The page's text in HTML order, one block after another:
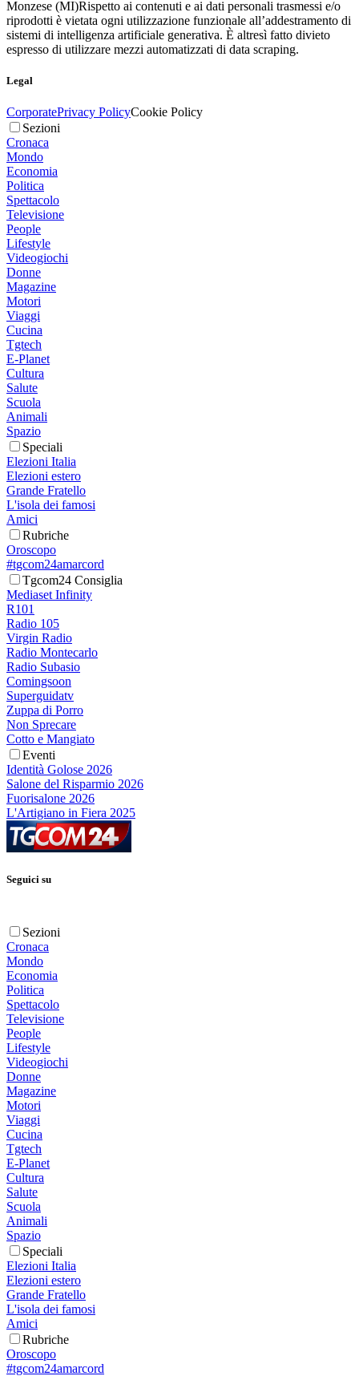
Monzese (MI)Rispetto ai contenuti e ai dati personali trasmessi e/o
riprodotti è vietata ogni utilizzazione funzionale all’addestramento di
sistemi di intelligenza artificiale generativa. È altresì fatto divieto
espresso di utilizzare mezzi automatizzati di data scraping.
Legal
CorporatePrivacy PolicyCookie Policy
Sezioni
Cronaca
Mondo
Economia
Politica
Spettacolo
Televisione
People
Lifestyle
Videogiochi
Donne
Magazine
Motori
Viaggi
Cucina
Tgtech
E-Planet
Cultura
Salute
Scuola
Animali
Spazio
Speciali
Elezioni Italia
Elezioni estero
Grande Fratello
L'isola dei famosi
Amici
Rubriche
Oroscopo
#tgcom24amarcord
Tgcom24 Consiglia
Mediaset Infinity
R101
Radio 105
Virgin Radio
Radio Montecarlo
Radio Subasio
Comingsoon
Superguidatv
Zuppa di Porro
Non Sprecare
Cotto e Mangiato
Eventi
Identità Golose 2026
Salone del Risparmio 2026
Fuorisalone 2026
L'Artigiano in Fiera 2025
Seguici su
Sezioni
Cronaca
Mondo
Economia
Politica
Spettacolo
Televisione
People
Lifestyle
Videogiochi
Donne
Magazine
Motori
Viaggi
Cucina
Tgtech
E-Planet
Cultura
Salute
Scuola
Animali
Spazio
Speciali
Elezioni Italia
Elezioni estero
Grande Fratello
L'isola dei famosi
Amici
Rubriche
Oroscopo
#tgcom24amarcord